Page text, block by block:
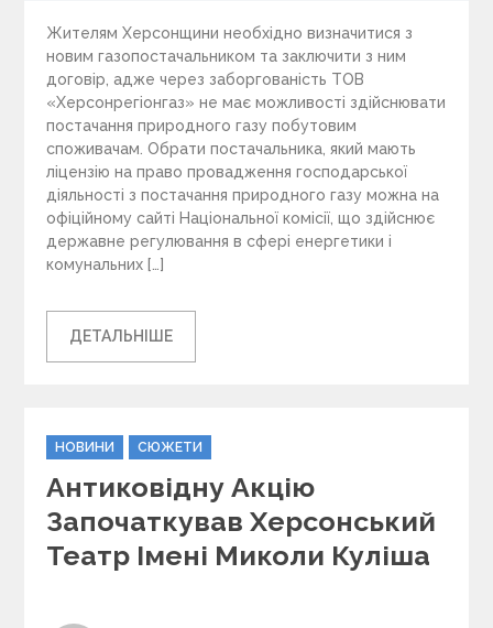
Жителям Херсонщини необхідно визначитися з
новим газопостачальником та заключити з ним
договір, адже через заборгованість ТОВ
«Херсонрегіонгаз» не має можливості здійснювати
постачання природного газу побутовим
споживачам. Обрати постачальника, який мають
ліцензію на право провадження господарської
діяльності з постачання природного газу можна на
офіційному сайті Національної комісії, що здійснює
державне регулювання в сфері енергетики і
комунальних […]
ДЕТАЛЬНІШЕ
C
a
t
e
g
НОВИНИ СЮЖЕТИ
Антиковідну Акцію
Започаткував Херсонський
Театр Імені Миколи Куліша